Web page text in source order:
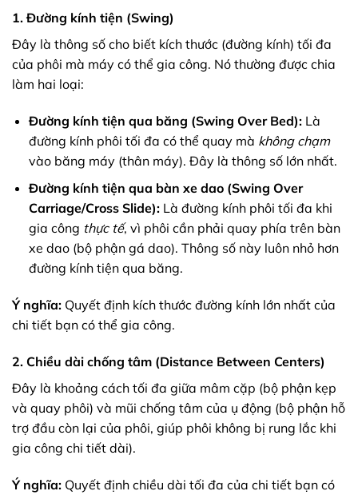
1. Đường kính tiện (Swing)
Đây là thông số cho biết kích thước (đường kính) tối đa
của phôi mà máy có thể gia công. Nó thường được chia
làm hai loại:
Đường kính tiện qua băng (Swing Over Bed):Là
đường kính phôi tối đa có thể quay mà không chạm
vào băng máy (thân máy). Đây là thông số lớn nhất.
Đường kính tiện qua bàn xe dao (Swing Over
Carriage/Cross Slide):Là đường kính phôi tối đa khi
gia công thực tế, vì phôi cần phải quay phía trên bàn
xe dao (bộ phận gá dao). Thông số này luôn nhỏ hơn
đường kính tiện qua băng.
Ý nghĩa: Quyết định kích thước đường kính lớn nhất của
chi tiết bạn có thể gia công.
2. Chiều dài chống tâm (Distance Between Centers)
Đây là khoảng cách tối đa giữa mâm cặp (bộ phận kẹp
và quay phôi) và mũi chống tâm của ụ động (bộ phận hỗ
trợ đầu còn lại của phôi, giúp phôi không bị rung lắc khi
gia công chi tiết dài).
Ý nghĩa: Quyết định chiều dài tối đa của chi tiết bạn có